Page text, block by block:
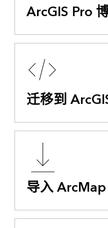
ArcGIS Pro
迁移到
导入